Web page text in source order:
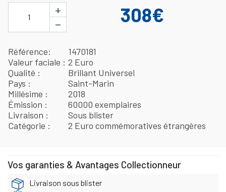
1
+
−
308€
Référence
1470181
Valeur faciale
2 Euro
Qualité
Brillant Universel
Pays
Saint-Marin
Millésime
2018
Émission
60000 exemplaires
Livraison
Sous blister
Catégorie
2 Euro commémoratives étrangères
Vos garanties & Avantages Collectionneur
Livraison sous blister